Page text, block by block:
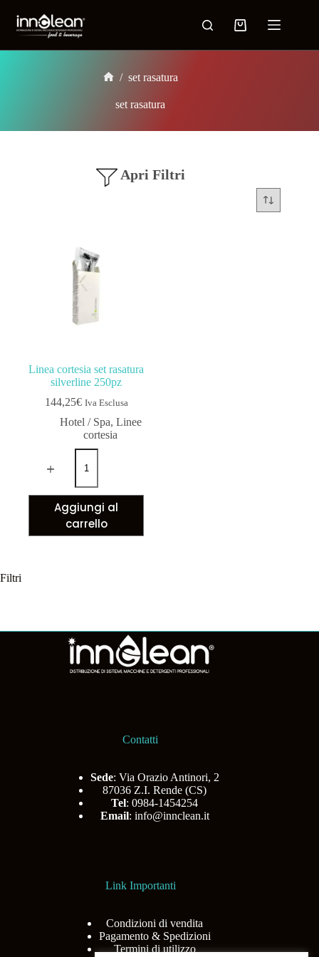
/ set rasatura
set rasatura
Apri Filtri
Linea cortesia set rasatura
silverline 250pz
144,25€ Iva Esclusa
Hotel / Spa, Linee
cortesia
Aggiungi al
carrello
Filtri
Contatti
Sede: Via Orazio Antinori, 2
87036 Z.I. Rende (CS)
Tel: 0984-1454254
Email: info@innclean.it
Link Importanti
Condizioni di vendita
Pagamento & Spedizioni
Termini di utilizzo